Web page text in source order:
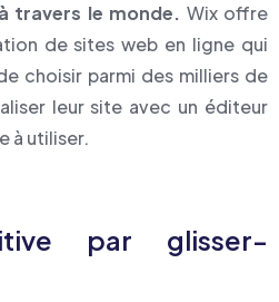
travers le monde. Wix offre
de sites web en ligne qui
choisir parmi des milliers de
leur site avec un éditeur
à utiliser.
par glisser-